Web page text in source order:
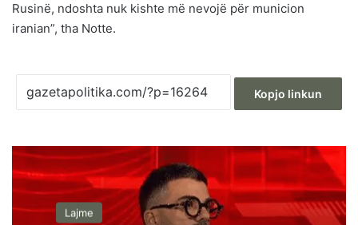
Rusinë, ndoshta nuk kishte më nevojë për municion
iranian”, tha Notte.
Kopjo linkun
Lajme